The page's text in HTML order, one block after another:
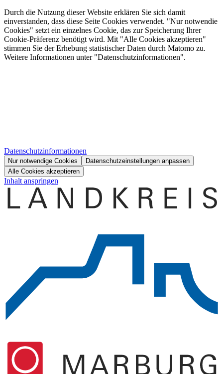
Durch die Nutzung dieser Website erklären Sie sich damit
einverstanden, dass diese Seite Cookies verwendet. "Nur notwendie
Cookies" setzt ein einzelnes Cookie, das zur Speicherung Ihrer
Cookie-Präferenz benötigt wird. Mit "Alle Cookies akzeptieren"
stimmen Sie der Erhebung statistischer Daten durch Matomo zu.
Weitere Informationen unter "Datenschutzinformationen".
Datenschutzinformationen
Nur notwendige Cookies
Datenschutzeinstellungen anpassen
Alle Cookies akzeptieren
Inhalt anspringen